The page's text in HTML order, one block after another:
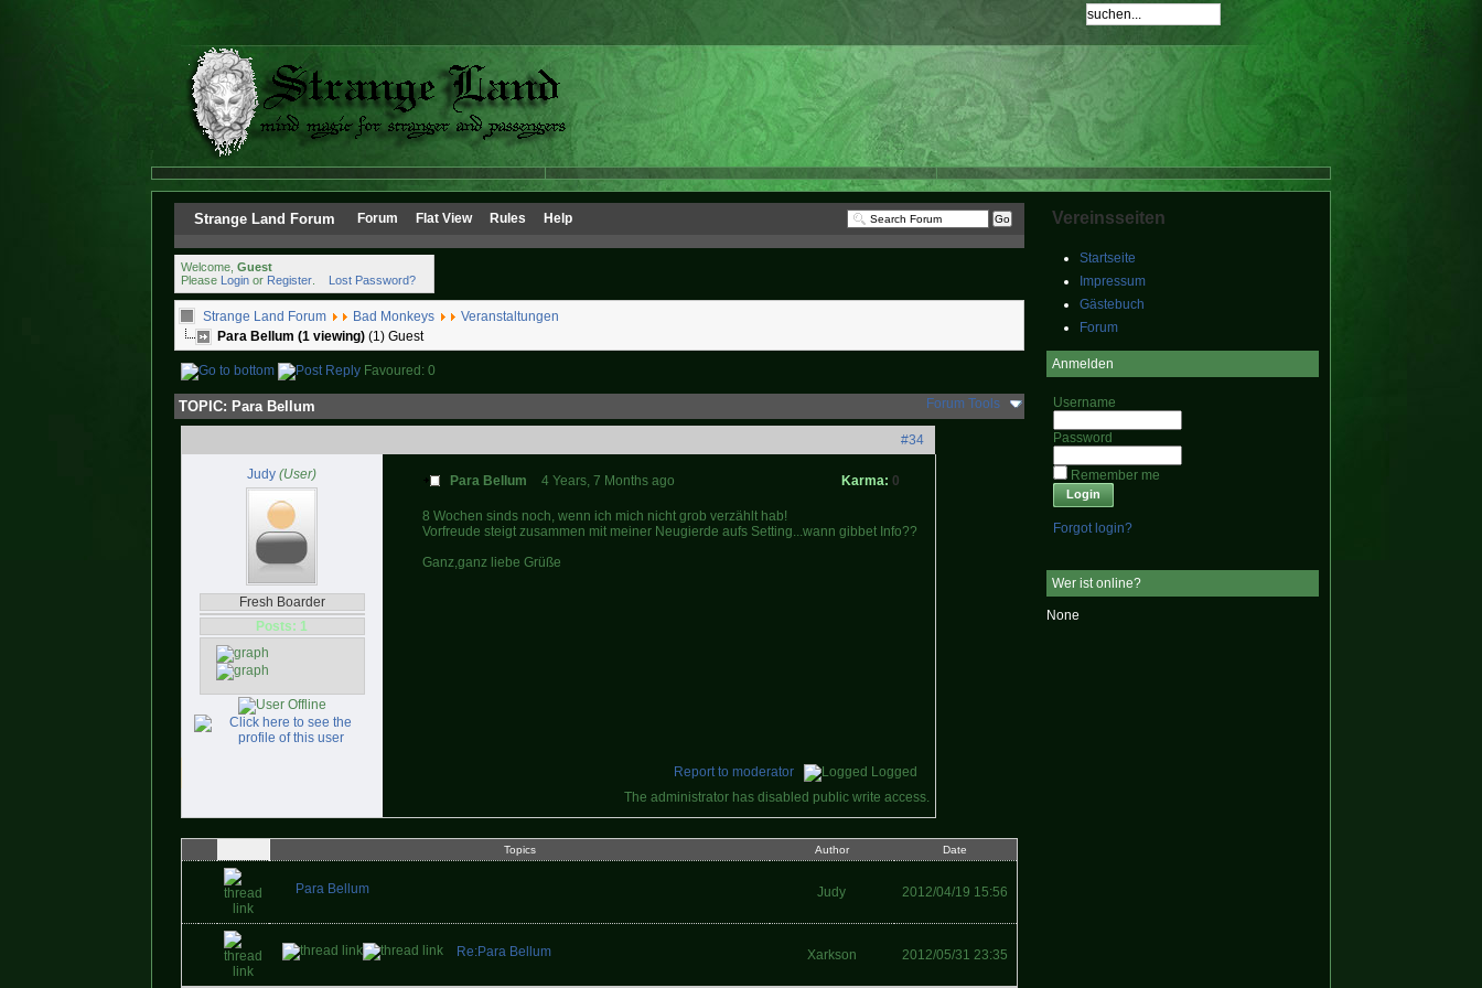
Strange Land Forum Forum Flat View Rules Help
Welcome, Guest
Please Loginor Register. Lost Password?
Strange Land Forum Bad Monkeys
Veranstaltungen
Para Bellum (1 viewing) (1) Guest
Favoured: 0
TOPIC: Para Bellum Forum Tools
#34
Judy (User)
Fresh Boarder
Posts: 1
Para Bellum 4 Years, 7 Months ago Karma: 0
8 Wochen sinds noch, wenn ich mich nicht grob verzählt hab!
Vorfreude steigt zusammen mit meiner Neugierde aufs Setting...wann gibbet Info??
Ganz,ganz liebe Grüße
Report to moderator
Logged
The administrator has disabled public write access.
Topics Author Date
Para Bellum Judy 2012/04/19 15:56
Re:Para Bellum Xarkson 2012/05/31 23:35
Vereinsseiten
Startseite
Impressum
Gästebuch
Forum
Anmelden
Username
Password
Remember me
Forgot login?
Wer ist online?
None